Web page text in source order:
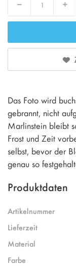
Decrease Increase
Das Foto wird
gebrannt, nicht
Marlinstein bleibt
Frost und Zeit
selbst, bevor der
genau so
Produktdaten
Artikelnummer
Lieferzeit
Material
Farbe